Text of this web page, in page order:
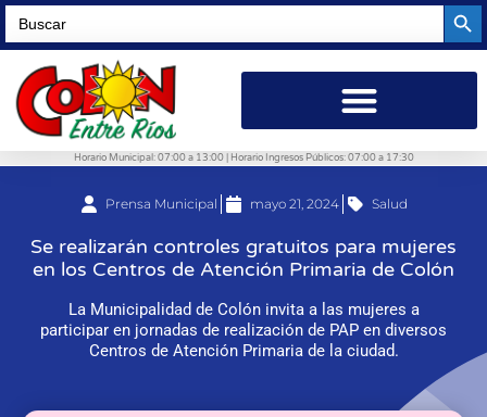
Search
for:
Horario Municipal: 07:00 a 13:00 | Horario Ingresos Públicos: 07:00 a 17:30
Prensa Municipal mayo 21, 2024 Salud
Se realizarán controles gratuitos para mujeres
en los Centros de Atención Primaria de Colón
La Municipalidad de Colón invita a las mujeres a
participar en jornadas de realización de PAP en diversos
Centros de Atención Primaria de la ciudad.